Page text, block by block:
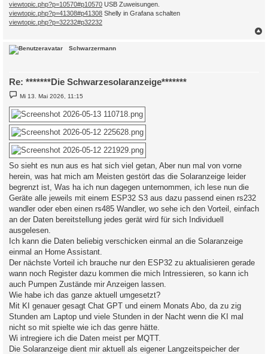
viewtopic.php?p=10570#p10570 USB Zuweisungen.
viewtopic.php?p=41308#p41308 Shelly in Grafana schalten
viewtopic.php?p=32232#p32232
Schwarzermann
Re: *******Die Schwarzesolaranzeige*******
B
e
i
t
r
a
g
Mi 13. Mai 2026, 11:15
So sieht es nun aus es hat sich viel getan, Aber nun mal von vorne
herein, was hat mich am Meisten gestört das die Solaranzeige leider
begrenzt ist, Was ha ich nun dagegen unternommen, ich lese nun die
Geräte alle jeweils mit einem ESP32 S3 aus dazu passend einen rs232
wandler oder eben einen rs485 Wandler, wo sehe ich den Vorteil, einfach
an der Daten bereitstellung jedes gerät wird für sich Individuell
ausgelesen.
Ich kann die Daten beliebig verschicken einmal an die Solaranzeige
einmal an Home Assistant.
Der nächste Vorteil ich brauche nur den ESP32 zu aktualisieren gerade
wann noch Register dazu kommen die mich Intressieren, so kann ich
auch Pumpen Zustände mir Anzeigen lassen.
Wie habe ich das ganze aktuell umgesetzt?
Mit KI genauer gesagt Chat GPT und einem Monats Abo, da zu zig
Stunden am Laptop und viele Stunden in der Nacht wenn die KI mal
nicht so mit spielte wie ich das genre hätte.
Wi intregiere ich die Daten meist per MQTT.
Die Solaranzeige dient mir aktuell als eigener Langzeitspeicher der